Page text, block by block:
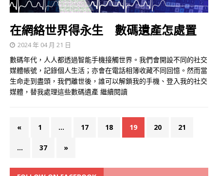
在網絡世界得永生 數碼遺產怎處置
2024 年 04 月 21 日
數碼年代，人人都透過智能手機接觸世界。我們會開設不同的社交
媒體帳號，記錄個人生活；亦會在電話相簿收藏不同回憶。然而當
生命走到盡頭，我們離世後，誰可以解鎖我的手機、登入我的社交
媒體，替我處理這些數碼遺產 繼續閱讀
« 1 ... 17 18 19 20 21
... 37 »